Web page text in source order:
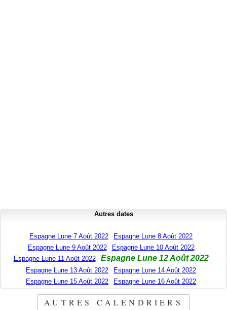
Autres dates
Espagne Lune 7 Août 2022
Espagne Lune 8 Août 2022
Espagne Lune 9 Août 2022
Espagne Lune 10 Août 2022
Espagne Lune 11 Août 2022
Espagne Lune 12 Août 2022
Espagne Lune 13 Août 2022
Espagne Lune 14 Août 2022
Espagne Lune 15 Août 2022
Espagne Lune 16 Août 2022
AUTRES CALENDRIERS